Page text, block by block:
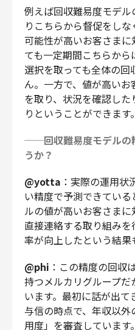
例えば回収難易度モデ
りこちらから督促をし
可能性が高いお客さま
ても一定期間こちらか
選択を取っても全体の
ん。一方で、値が高い
を取り、状況を確認し
りということができます。
──回収難易度モデルの
うか？
@yotta ：実際の運用状
い精度で予測できてい
ルの値が高いお客さま
直接連絡する取り組み
率が向上したという結果
@phi ：この精度の回収
持つメルカリグループ
います。最初に話が出
与信の時点で、年収以
用度」を審査していま